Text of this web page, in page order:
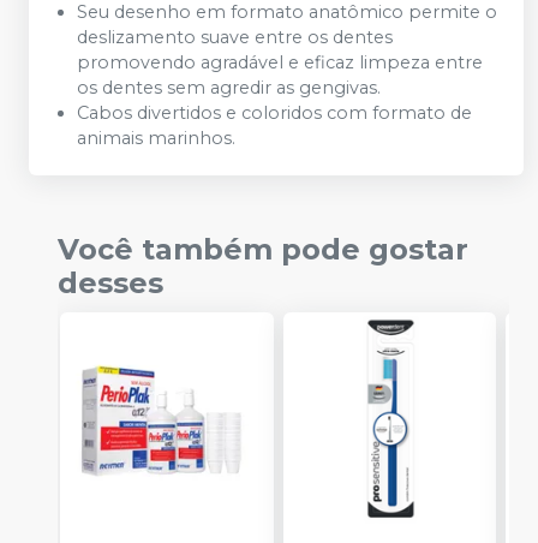
Seu desenho em formato anatômico permite o
deslizamento suave entre os dentes
promovendo agradável e eficaz limpeza entre
os dentes sem agredir as gengivas.
Cabos divertidos e coloridos com formato de
animais marinhos.
Você também pode gostar
desses